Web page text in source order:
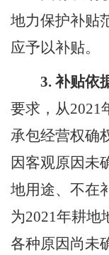
地力保护补贴
应予以补贴。
3. 补贴依
要求，从2021
承包经营权确
因客观原因未
地用途、不在
为2021年耕地
各种原因尚未